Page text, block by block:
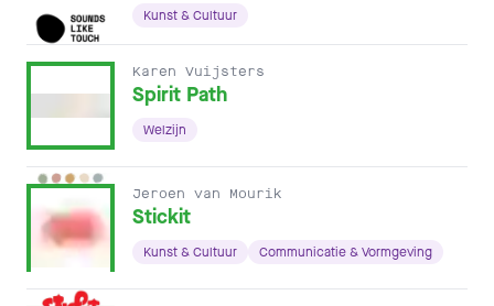
Kunst & Cultuur
Karen Vuijsters
Spirit Path
Welzijn
Jeroen van Mourik
Stickit
Kunst & Cultuur Communicatie & Vormgeving